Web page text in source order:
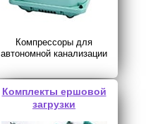
Компрессоры для
автономной канализации
Комплекты ершовой
загрузки